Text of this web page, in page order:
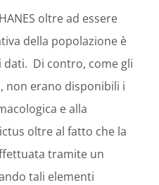
oltre ad essere
della popolazione è
dati. Di contro, come gli
non erano disponibili i
e alla
oltre al fatto che la
tramite un
tali elementi